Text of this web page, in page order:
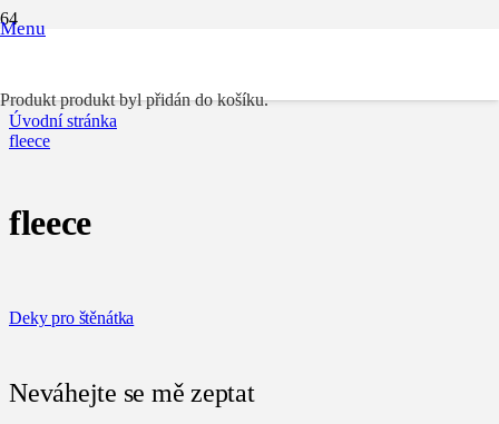
Menu
Produktprodukt byl přidán do košíku.
Úvodní stránka
fleece
fleece
Deky pro štěnátka
Neváhejte se mě zeptat